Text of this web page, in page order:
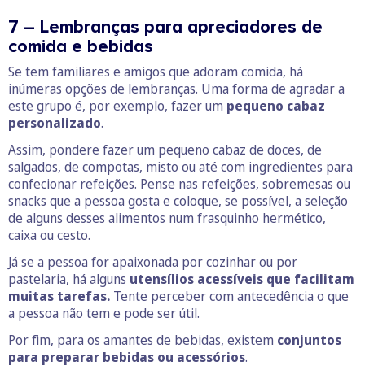
7 – Lembranças para apreciadores de
comida e bebidas
Se tem familiares e amigos que adoram comida, há
inúmeras opções de lembranças. Uma forma de agradar a
este grupo é, por exemplo, fazer um pequeno cabaz
personalizado.
Assim, pondere fazer um pequeno cabaz de doces, de
salgados, de compotas, misto ou até com ingredientes para
confecionar refeições. Pense nas refeições, sobremesas ou
snacks que a pessoa gosta e coloque, se possível, a seleção
de alguns desses alimentos num frasquinho hermético,
caixa ou cesto.
Já se a pessoa for apaixonada por cozinhar ou por
pastelaria, há alguns utensílios acessíveis que facilitam
muitas tarefas. Tente perceber com antecedência o que
a pessoa não tem e pode ser útil.
Por fim, para os amantes de bebidas, existem conjuntos
para preparar bebidas ou acessórios.